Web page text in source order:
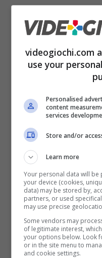
la statua di
disponibili(tra cui le
of Us Part II e le
War). Nella lettera,
l’azienda ha
non ha spiegato il
videogiochi.com
use your
Personalised
content
services
Store and/or
Learn more
Your personal data will
your device (cookies,
data) may be stored by,
partners, or used
may use precise
Some vendors may
of legitimate interest,
your options below. Look
or in the site menu to
and cookie settings.